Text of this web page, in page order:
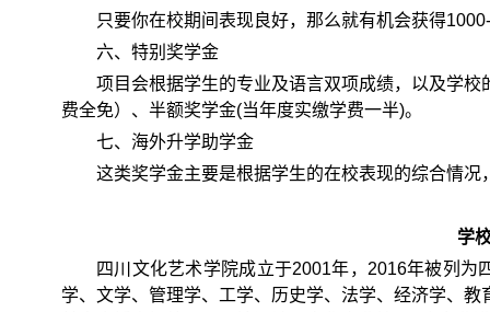
只要你在校期间表现良好，那么就有机会获得
六、特别奖学金
项目会根据学生的专业及语言双项成绩，以及学
费全免）、半额奖学金(当年度实缴学费一半)。
七、海外升学助学金
这类奖学金主要是根据学生的在校表现的综合情
学
四川文化艺术学院成立于2001年，2016年被列
学、文学、管理学、工学、历史学、法学、经济学、